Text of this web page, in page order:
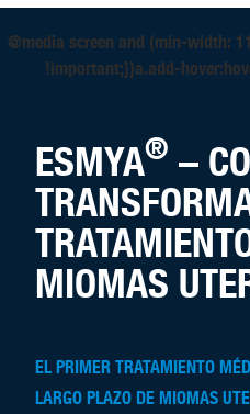
@media screen and (min-width:
!important;}}a.add-
ESMYA® –
MIOMAS
EL PRIMER TRATAMIENTO
LARGO PLAZO DE MIOMAS